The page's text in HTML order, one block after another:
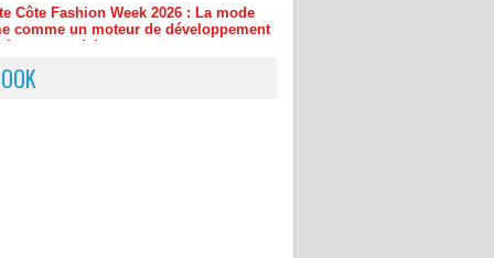
familial à l'urgence absolue : Les
du projet « 221 » d'Amadou Abdou
sauver des vies en 60 secondes